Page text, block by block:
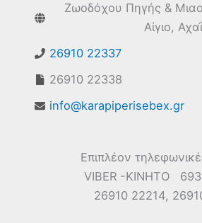
Ζωοδόχου Πηγής &
Αίγιο,
26910 22337
26910 22338
info@karapiperisebex.gr
Επιπλέον
VIBER -ΚΙΝΗΤΟ
26910 22214,